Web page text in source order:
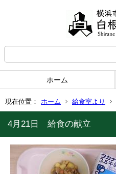
ホーム
現在位置： ホーム 給食室より
4月21日 給食の献立